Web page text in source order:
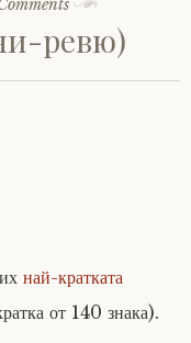
ревю)
най-кратката
от 140 знака).